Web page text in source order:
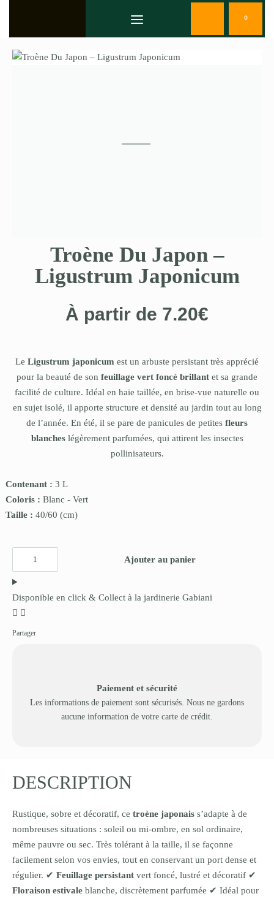
0
Troène Du Japon –
Ligustrum Japonicum
À partir de 7.20€
Le Ligustrum japonicum est un arbuste persistant très apprécié
pour la beauté de son feuillage vert foncé brillant et sa grande
facilité de culture. Idéal en haie taillée, en brise-vue naturelle ou
en sujet isolé, il apporte structure et densité au jardin tout au long
de l’année. En été, il se pare de panicules de petites fleurs
blancheslégèrement parfumées, qui attirent les insectes
pollinisateurs.
Contenant : 3 L
Coloris : Blanc - Vert
Taille : 40/60 (cm)
Ajouter au panier
Disponible en click & Collect à la jardinerie Gabiani
Partager
Paiement et sécurité
Les informations de paiement sont sécurisés. Nous ne gardons
aucune information de votre carte de crédit.
DESCRIPTION
Rustique, sobre et décoratif, ce troène japonais s’adapte à de
nombreuses situations : soleil ou mi-ombre, en sol ordinaire,
même pauvre ou sec. Très tolérant à la taille, il se façonne
facilement selon vos envies, tout en conservant un port dense et
régulier. ✔ Feuillage persistant vert foncé, lustré et décoratif ✔
Floraison estivale blanche, discrètement parfumée ✔ Idéal pour